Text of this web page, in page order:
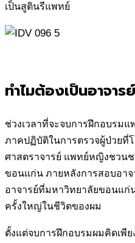
เป็นสูตินรีแพทย์
ทำไมต้องเป็นอาจา
ช่วงเวลาที่จะจบการฝึกอบรม
ภาคปฏิบัติในการตรวจผู้ป่วยที่
ศาสตราจารย์ แพทย์หญิงชวน
ขอนแก่น ภายหลังการสอบอาจ
อาจารย์ที่มหาวิทยาลัยขอนแก่
ครั้งใหญ่ในชีวิตของผม
ตั้งแต่จบการฝึกอบรมผมคิดเพี